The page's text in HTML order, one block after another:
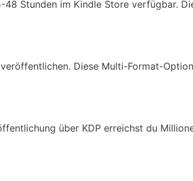
Stunden im Kindle Store verfügbar.
Diese Multi-Format-
über KDP erreichst du